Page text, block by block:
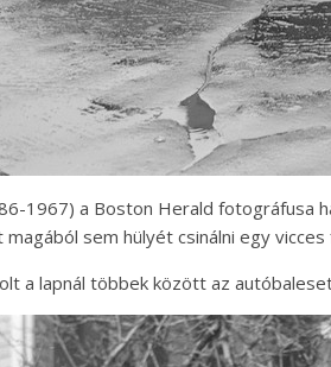
1967) a Boston Herald fotográfusa
sem hülyét csinálni egy
a lapnál többek között az